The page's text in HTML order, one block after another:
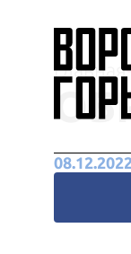
Главная